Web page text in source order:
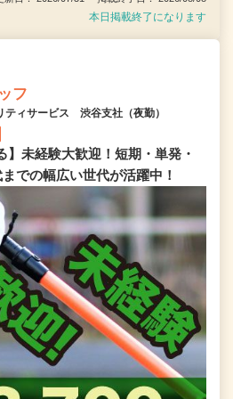
本日掲載終了になります
フ
ティサービス 渋谷支社（夜勤）
】未経験大歓迎！短期・単発・
での幅広い世代が活躍中！